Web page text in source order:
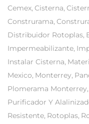
Cemex Cisterna
Construrama
Distribuidor Rotoplas
Impermeabilizante
Instalar Cisterna
Mexico Monterrey
Plomerama Monterrey
Purificador Y
Resistente Rotoplas